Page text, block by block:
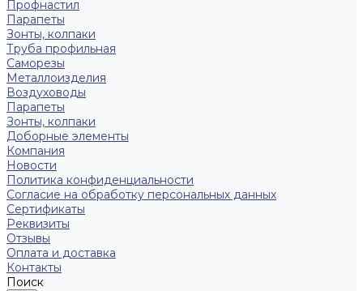
Профнастил
Парапеты
Зонты, колпаки
Труба профильная
Саморезы
Металлоизделия
Воздуховоды
Парапеты
Зонты, колпаки
Доборные элементы
Компания
Новости
Политика конфиденциальности
Согласие на обработку персональных данных
Сертификаты
Реквизиты
Отзывы
Оплата и доставка
Контакты
Поиск